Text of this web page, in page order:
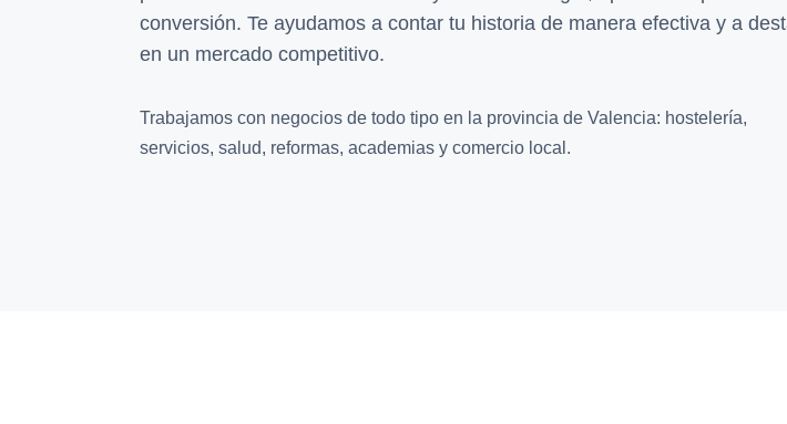
conversión. Te ayudamos a contar tu historia de manera efectiva y a
en un mercado competitivo.
Trabajamos con negocios de todo tipo en la provincia de Valencia: hostelería,
servicios, salud, reformas, academias y comercio local.